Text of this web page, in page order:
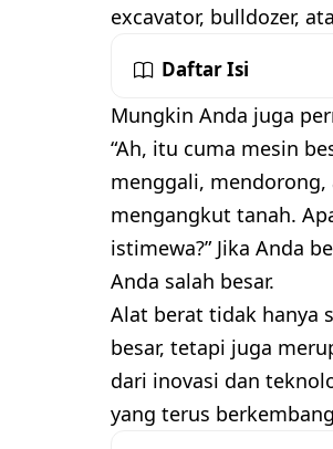
excavator, bulldozer,
Daftar Isi
Mungkin Anda juga
“Ah, itu cuma mesin
menggali, mendorong,
mengangkut tanah.
istimewa?” Jika Anda
Anda salah besar.
Alat berat tidak hanya
besar, tetapi juga
dari inovasi dan
yang terus